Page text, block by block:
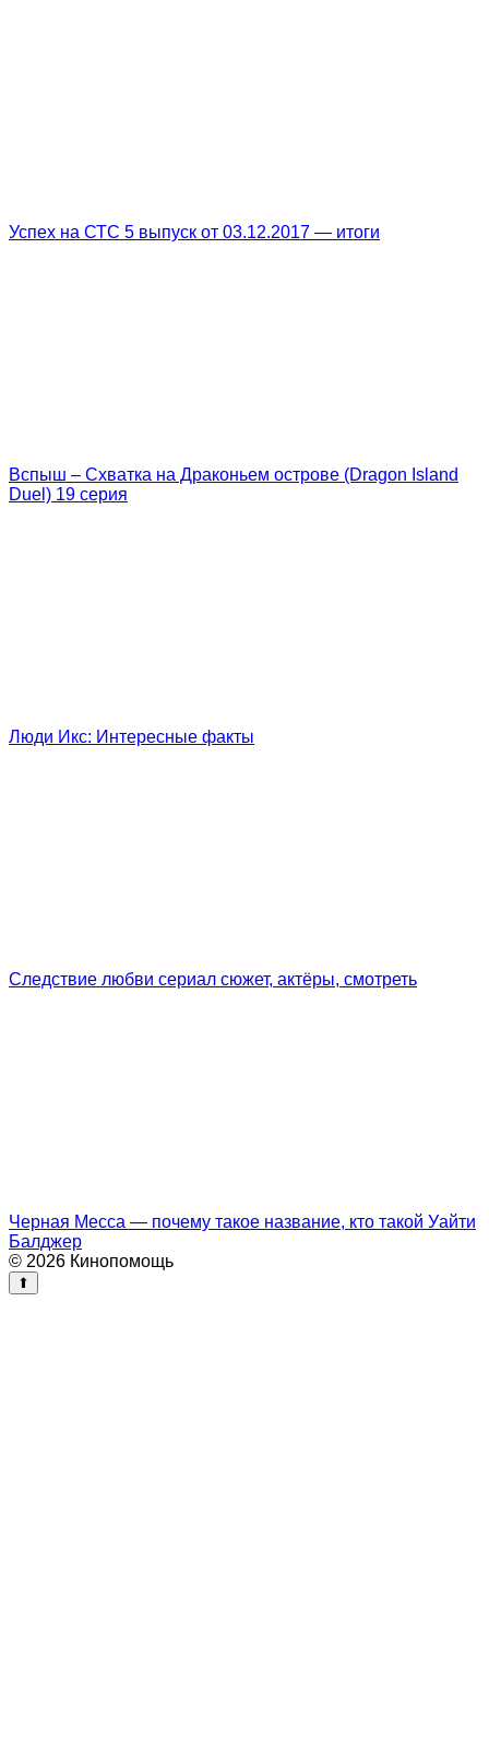
Успех на СТС 5 выпуск от 03.12.2017 — итоги
Вспыш – Схватка на Драконьем острове (Dragon Island
Duel) 19 серия
Люди Икс: Интересные факты
Следствие любви сериал сюжет, актёры, смотреть
Черная Месса — почему такое название, кто такой Уайти
Балджер
© 2026 Кинопомощь